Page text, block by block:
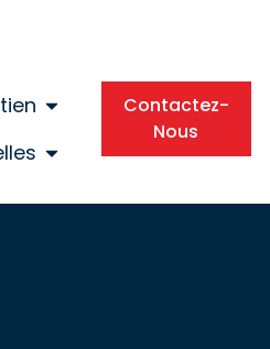
Contactez-
Nous